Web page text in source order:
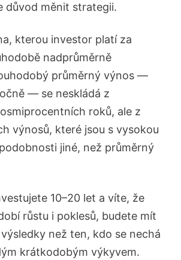
důvod měnit strategii.
kterou investor platí za
nadprůměrně
průměrný výnos —
— se neskládá z
roků, ale z
výnosů, které jsou s vysokou
jiné, než průměrný
10–20 let a víte, že
růstu i poklesů, budete mít
než ten, kdo se nechá
krátkodobým výkyvem.